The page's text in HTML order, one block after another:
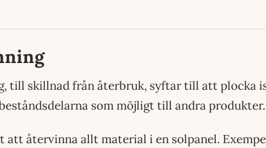
till skillnad från återbruk, syftar till att plocka
som möjligt till andra produkter.
att återvinna allt material i en solpanel.